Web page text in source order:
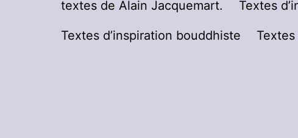
textes de Alain Jacquemart. Textes
Textes d’inspiration bouddhiste Textes